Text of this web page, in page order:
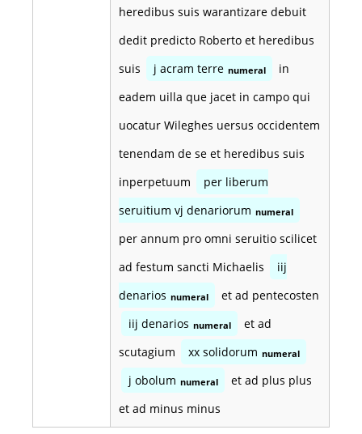
heredibus suis warantizare debuit
dedit predicto Roberto et heredibus
suis
j acram terre numeral
in
eadem uilla que jacet in campo qui
uocatur Wileghes uersus occidentem
tenendam de se et heredibus suis
inperpetuum
per liberum
seruitium vj denariorum numeral
per annum pro omni seruitio scilicet
ad festum sancti Michaelis
iij
denarios numeral
et ad pentecosten
iij denarios numeral
et ad
scutagium
xx solidorum numeral
j obolum numeral
et ad plus plus
et ad minus minus